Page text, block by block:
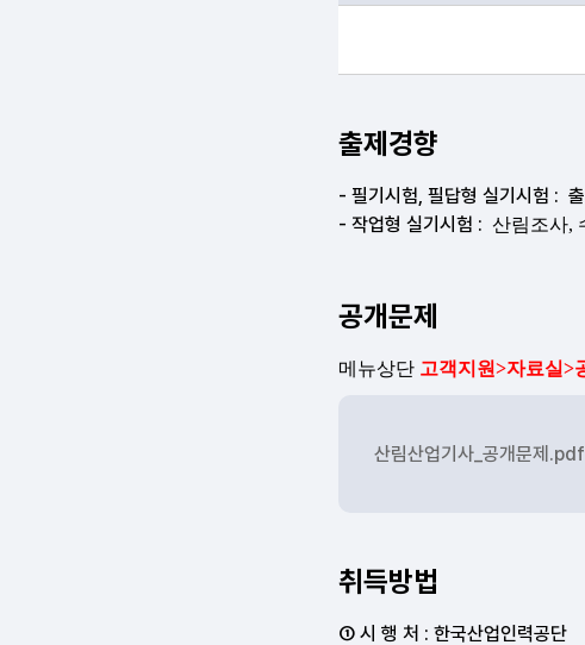
출제경향
공개문제
산림산업기사_공개문제.pdf
취득방법